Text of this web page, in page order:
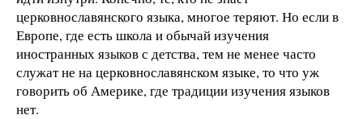
церковнославянского языка, многое теряют. Но если в
Европе, где есть школа и обычай изучения
иностранных языков с детства, тем не менее часто
служат не на церковнославянском языке, то что уж
говорить об Америке, где традиции изучения языков
нет.